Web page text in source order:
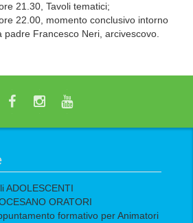
21.30, Tavoli tematici;
22.00, momento conclusivo intorno
padre Francesco Neri, arcivescovo.
ADOLESCENTI
ORATORI
formativo per Animatori